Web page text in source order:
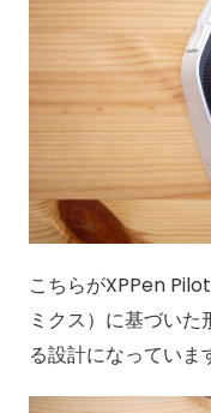
こちらがXPPen
ミクス）に基づい
る設計になっていま